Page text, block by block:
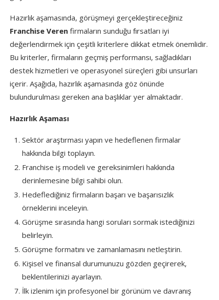
Hazırlık aşamasında, görüşmeyi gerçekleştireceğiniz
Franchise Veren firmaların sunduğu fırsatları iyi
değerlendirmek için çeşitli kriterlere dikkat etmek önemlidir.
Bu kriterler, firmaların geçmiş performansı, sağladıkları
destek hizmetleri ve operasyonel süreçleri gibi unsurları
içerir. Aşağıda, hazırlık aşamasında göz önünde
bulundurulması gereken ana başlıklar yer almaktadır.
Hazırlık Aşaması
Sektör araştırması yapın ve hedeflenen firmalar
hakkında bilgi toplayın.
Franchise iş modeli ve gereksinimleri hakkında
derinlemesine bilgi sahibi olun.
Hedeflediğiniz firmaların başarı ve başarısızlık
örneklerini inceleyin.
Görüşme sırasında hangi soruları sormak istediğinizi
belirleyin.
Görüşme formatını ve zamanlamasını netleştirin.
Kişisel ve finansal durumunuzu gözden geçirerek,
beklentilerinizi ayarlayın.
İlk izlenim için profesyonel bir görünüm ve davranış